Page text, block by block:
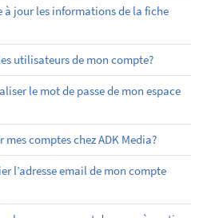
à jour les informations de la fiche
utilisateurs de mon compte?
le mot de passe de mon espace
comptes chez ADK Media?
l’adresse email de mon compte